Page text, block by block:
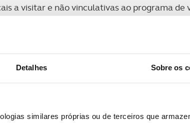
Detalhes Sobre os
similares próprias ou de terceiros que
a visitar e não vinculativas ao programa de
à data da elaboração do programa para o
nas tarifas inicialmente contratadas
momento da consulta e/ou reserva